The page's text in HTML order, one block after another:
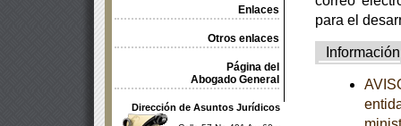
Enlaces
Otros enlaces
Página del
Abogado General
Dirección de Asuntos Jurídicos
para el
Información